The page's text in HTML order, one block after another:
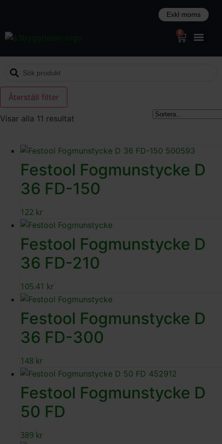
0
Återställ filter
Visar alla 11 resultat
Festool Fogmunstycke D
36 FD-150
122 kr
Festool Fogmunstycke D
36 FD-210
105.41 kr
Festool Fogmunstycke D
36 FD-300
148 kr
Festool Fogmunstycke D
50 FD
389 kr